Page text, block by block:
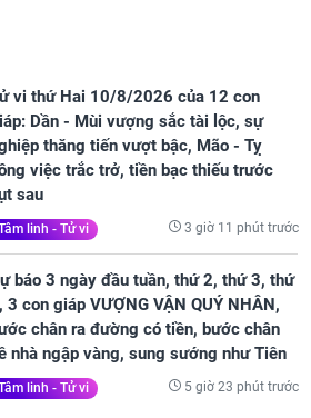
vi thứ Hai 10/8/2026 của 12 con
Dần - Mùi vượng sắc tài lộc, sự
thăng tiến vượt bậc, Mão - Tỵ
việc trắc trở, tiền bạc thiếu trước
sau
linh - Tử vi 3 giờ 11 phút trước
báo 3 ngày đầu tuần, thứ 2, thứ 3, thứ
3 con giáp VƯỢNG VẬN QUÝ NHÂN,
chân ra đường có tiền, bước chân
nhà ngập vàng, sung sướng như Tiên
linh - Tử vi 5 giờ 23 phút trước